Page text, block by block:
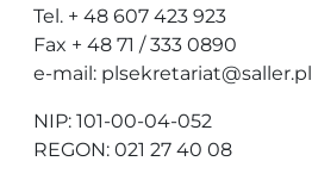
Tel. + 48 607 423 923
Fax + 48 71 / 333 0890
e-mail: plsekretariat@saller.pl
NIP: 101-00-04-052
REGON: 021 27 40 08